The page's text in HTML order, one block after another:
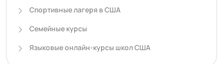
Спортивные лагеря в США
Семейные курсы
Языковые онлайн-курсы школ США